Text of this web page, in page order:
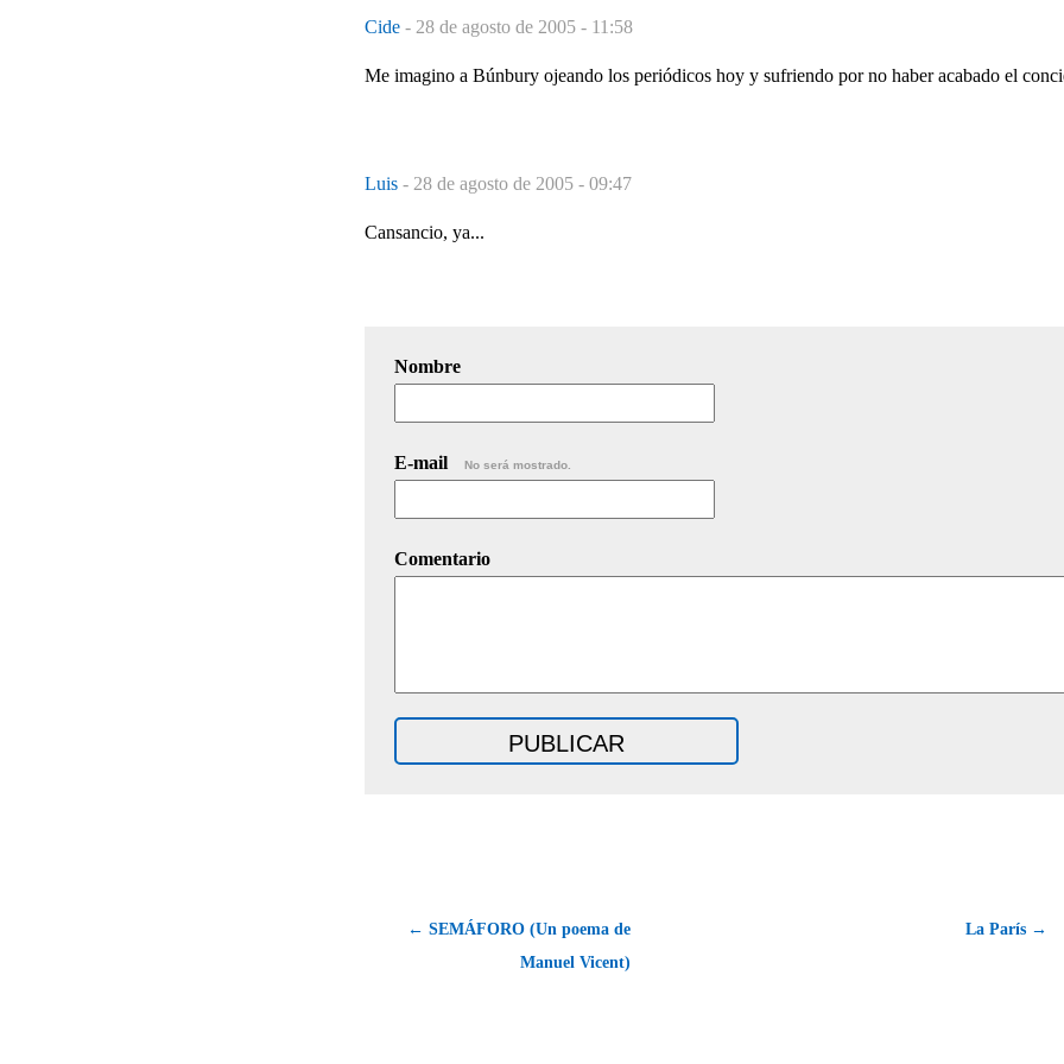
Cide - 28 de agosto de 2005 - 11:58
Me imagino a Búnbury ojeando los periódicos hoy y sufriendo por no haber acabado el
Luis - 28 de agosto de 2005 - 09:47
Cansancio, ya...
Nombre
E-mail No será mostrado.
Comentario
← SEMÁFORO (Un poema de
Manuel Vicent)
La París →